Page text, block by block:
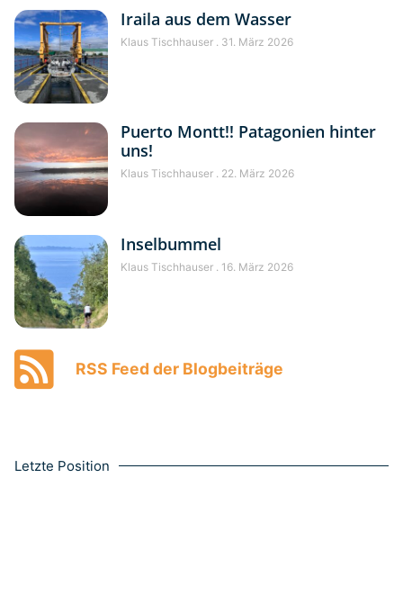
Iraila aus dem Wasser
Klaus Tischhauser 31. März 2026
Puerto Montt!! Patagonien hinter
uns!
Klaus Tischhauser 22. März 2026
Inselbummel
Klaus Tischhauser 16. März 2026
RSS Feed der Blogbeiträge
Letzte Position